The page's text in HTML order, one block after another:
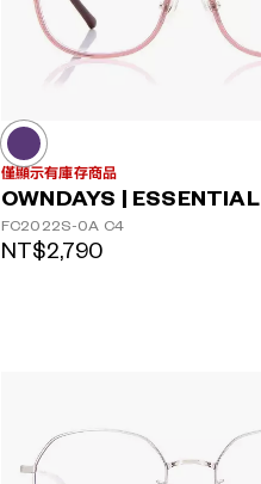
僅顯示有庫存商品
OWNDAYS | ESSENTIAL
FC2022S-0A C4
NT$2,790